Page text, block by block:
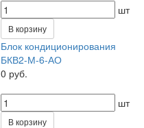
шт
В корзину
Блок кондиционирования
БКВ2-М-6-АО
0 руб.
шт
В корзину